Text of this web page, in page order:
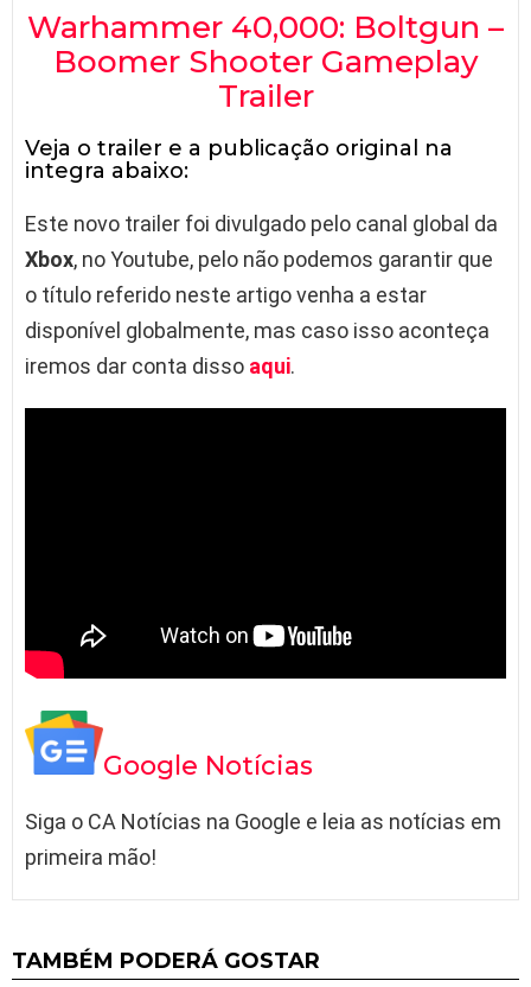
Warhammer 40,000: Boltgun –
Boomer Shooter Gameplay
Trailer
Veja o trailer e a publicação original na
integra abaixo:
Este novo trailer foi divulgado pelo canal global da
Xbox, no Youtube, pelo não podemos garantir que
o título referido neste artigo venha a estar
disponível globalmente, mas caso isso aconteça
iremos dar conta disso aqui.
Google Notícias
Siga o CA Notícias na Google e leia as notícias em
primeira mão!
TAMBÉM PODERÁ GOSTAR